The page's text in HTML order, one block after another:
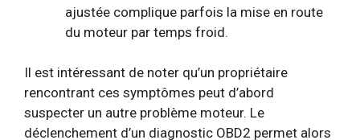
ajustée complique parfois la mise en route
du moteur par temps froid.
Il est intéressant de noter qu’un propriétaire
rencontrant ces symptômes peut d’abord
suspecter un autre problème moteur. Le
déclenchement d’un diagnostic OBD2 permet alors